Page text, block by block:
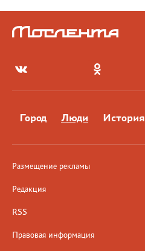
Город Люди История
Размещение рекламы
Редакция
RSS
Правовая информация